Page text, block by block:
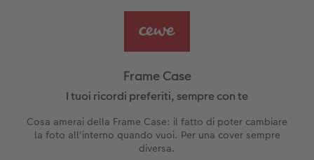
Foto adesivi
Poster premium
Come ordinare
Gallery print
Forex
Cartoline spedizione diretta
Frame Case
I tuoi ricordi preferiti, sempre con te
Cosa amerai della Frame Case: il fatto di poter cambiare
la foto all'interno quando vuoi. Per una cover sempre
diversa.